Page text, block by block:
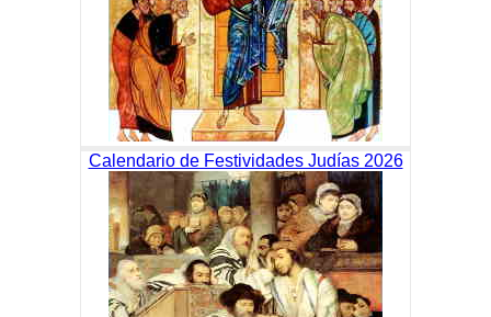
Calendario de Festividades Judías 2026